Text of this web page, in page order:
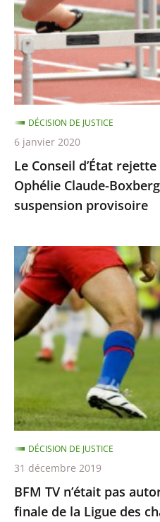
le
recours
de
l’athlète
Ophélie
Claude-
Boxberger
contre
sa
suspension
provisoire
Le Conseil d’État
Ophélie Claude-
suspension provisoire
DÉCISION DE JUSTICE
6 janvier 2020
BFM
TV
n’était
pas
autorisée
retransmettre
la
finale
de
la
Ligue
des
champions
BFM TV n’était pas
finale de la Ligue des
DÉCISION DE JUSTICE
31 décembre 2019